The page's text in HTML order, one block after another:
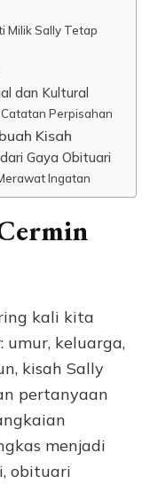
Milik Sally Tetap
dan Kultural
Perpisahan
Kisah
Gaya Obituari
Ingatan
kali kita
umur, keluarga,
kisah Sally
pertanyaan
menjadi
obituari